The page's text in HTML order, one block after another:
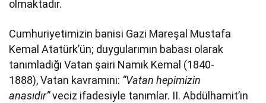
olmaktadır.
Cumhuriyetimizin banisi Gazi Mareşal Mustafa
Kemal Atatürk’ün; duygularımın babası olarak
tanımladığı Vatan şairi Namık Kemal (1840-
1888), Vatan kavramını: “Vatan hepimizin
anasıdır”veciz ifadesiyle tanımlar. II. Abdülhamit’in